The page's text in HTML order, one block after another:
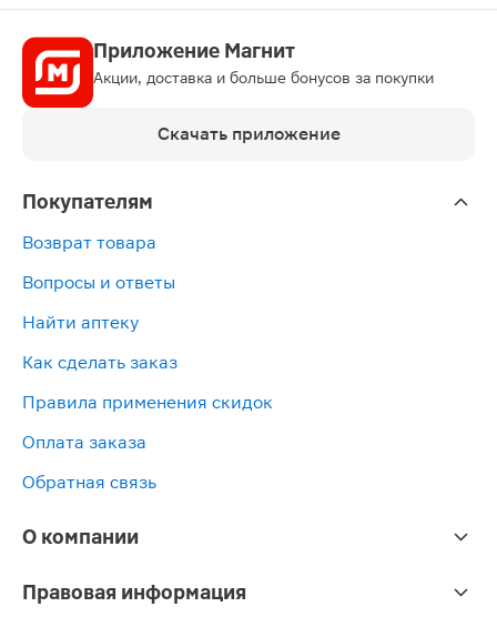
Приложение Магнит
Акции, доставка и больше бонусов за покупки
Скачать приложение
Покупателям
Возврат товара
Вопросы и ответы
Найти аптеку
Как сделать заказ
Правила применения скидок
Оплата заказа
Обратная связь
О компании
Правовая информация